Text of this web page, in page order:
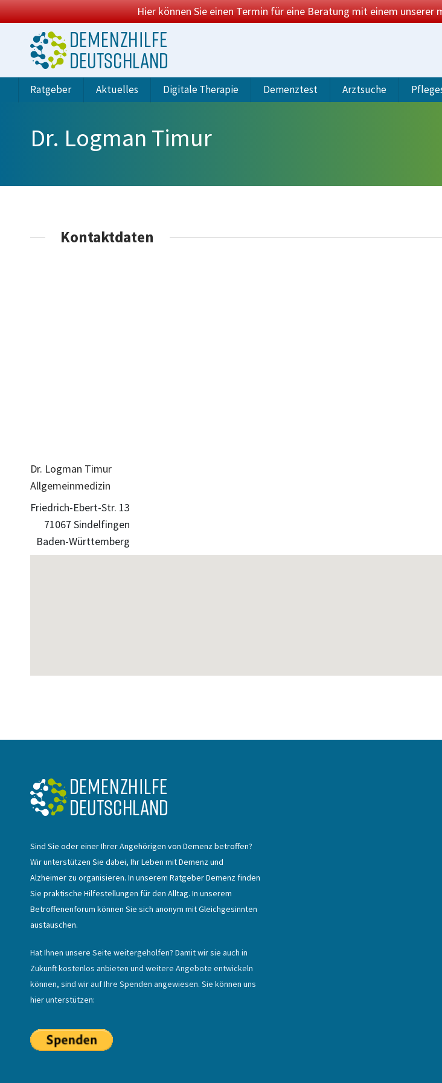
Hier können Sie einen Termin für eine Beratung mit einem unserer
Ratgeber Aktuelles Digitale Therapie Demenztest Arztsuche
Dr. Logman Timur
Kontaktdaten
Dr. Logman Timur
Allgemeinmedizin
Friedrich-Ebert-Str. 13
71067 Sindelfingen
Baden-Württemberg
Sind Sie oder einer Ihrer Angehörigen von Demenz betroffen?
Wir unterstützen Sie dabei, Ihr Leben mit Demenz und
Alzheimer zu organisieren. In unserem Ratgeber Demenz finden
Sie praktische Hilfestellungen für den Alltag. In unserem
Betroffenenforum können Sie sich anonym mit Gleichgesinnten
austauschen.
Hat Ihnen unsere Seite weitergeholfen? Damit wir sie auch in
Zukunft kostenlos anbieten und weitere Angebote entwickeln
können, sind wir auf Ihre Spenden angewiesen. Sie können uns
hier unterstützen: